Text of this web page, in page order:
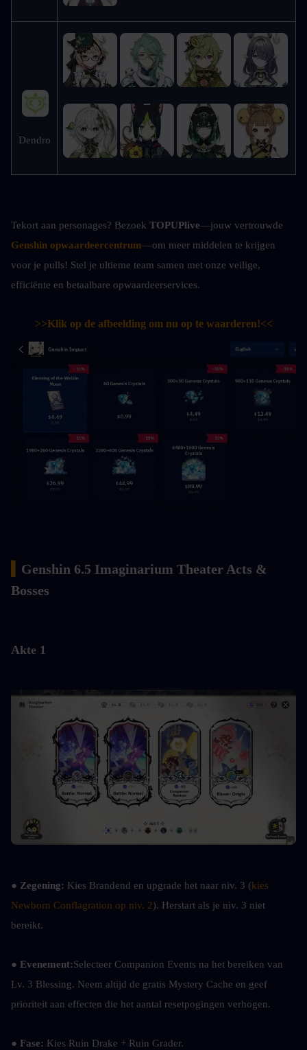
Dendro
Tekort aan personages? Bezoek TOPUPlive
Genshin opwaardeercentrum—om meer middelen te krijgen
voor je pulls! Stel je ultieme team samen met onze veilige,
efficiënte en betaalbare opwaardeerservices.
>>Klik op de afbeelding om nu op te waarderen!<<
Genshin 6.5 Imaginarium Theater Acts &
Bosses
Akte 1
● Zegening: Kies Brandend en upgrade het naar niv. 3 (kies
Newborn Conflagration op niv. 2). Herstart als je niv. 3 niet
bereikt.
● Evenement:Selecteer Companion Events na het bereiken van
Lv. 3 Blessing. Neem altijd de gratis Mystery Cache en geef
prioriteit aan effecten die het aantal resetpogingen verhogen.
● Fase: Kies Ruin Drake + Ruin Grader.